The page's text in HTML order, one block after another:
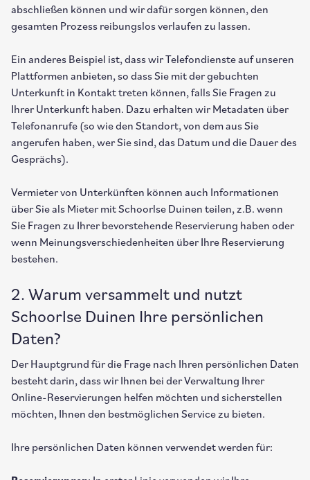
abschließen können und wir dafür sorgen können, den
gesamten Prozess reibungslos verlaufen zu lassen.
Ein anderes Beispiel ist, dass wir Telefondienste auf unseren
Plattformen anbieten, so dass Sie mit der gebuchten
Unterkunft in Kontakt treten können, falls Sie Fragen zu
Ihrer Unterkunft haben. Dazu erhalten wir Metadaten über
Telefonanrufe (so wie den Standort, von dem aus Sie
angerufen haben, wer Sie sind, das Datum und die Dauer des
Gesprächs).
Vermieter von Unterkünften können auch Informationen
über Sie als Mieter mit Schoorlse Duinen teilen, z.B. wenn
Sie Fragen zu Ihrer bevorstehende Reservierung haben oder
wenn Meinungsverschiedenheiten über Ihre Reservierung
bestehen.
2. Warum versammelt und nutzt
Schoorlse Duinen Ihre persönlichen
Daten?
Der Hauptgrund für die Frage nach Ihren persönlichen Daten
besteht darin, dass wir Ihnen bei der Verwaltung Ihrer
Online-Reservierungen helfen möchten und sicherstellen
möchten, Ihnen den bestmöglichen Service zu bieten.
Ihre persönlichen Daten können verwendet werden für: